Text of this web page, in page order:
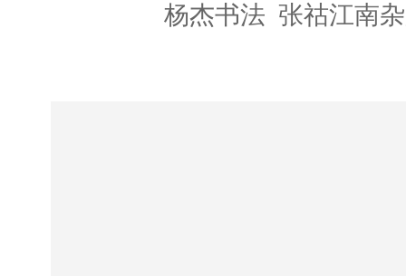
杨杰书法 张祜江南